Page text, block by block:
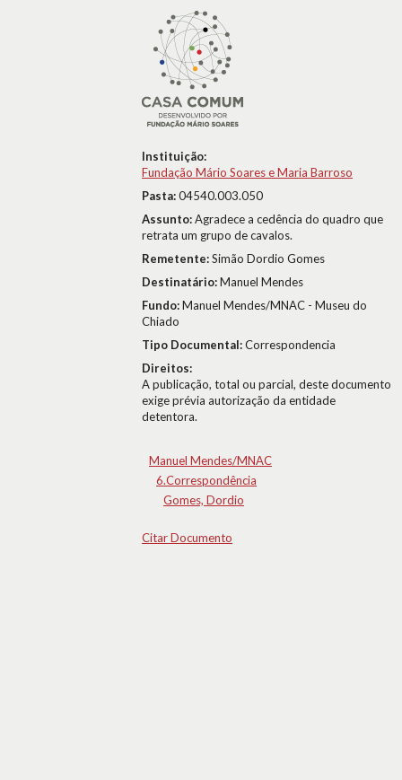
Instituição:
Fundação Mário Soares e Maria Barroso
Pasta:04540.003.050
Assunto:Agradece a cedência do quadro que
retrata um grupo de cavalos.
Remetente:Simão Dordio Gomes
Destinatário:Manuel Mendes
Fundo:Manuel Mendes/MNAC - Museu do
Chiado
Tipo Documental:Correspondencia
Direitos:
A publicação, total ou parcial, deste documento
exige prévia autorização da entidade
detentora.
Manuel Mendes/MNAC
6.Correspondência
Gomes, Dordio
Citar Documento